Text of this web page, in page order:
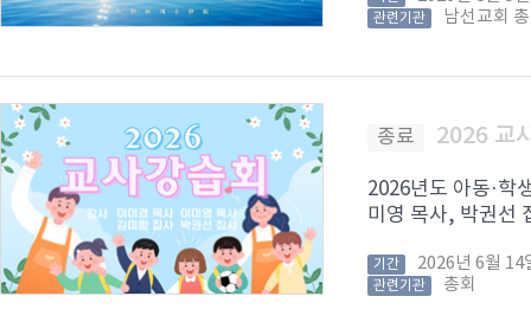
관련기관 남선교회
종료 2026 교
2026년도 아동·학
미영 목사, 박권선
기간 2026년 6월 14
관련기관 총회